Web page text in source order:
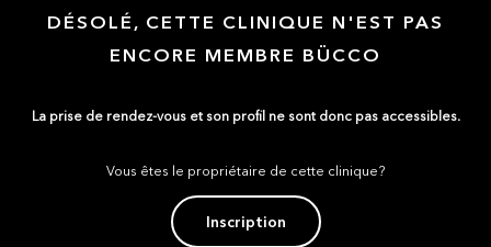
DÉSOLÉ, CETTE CLINIQUE N'EST PAS
ENCORE MEMBRE BÜCCO
La prise de rendez-vous et son profil ne sont donc pas accessibles.
Vous êtes le propriétaire de cette clinique?
Inscription